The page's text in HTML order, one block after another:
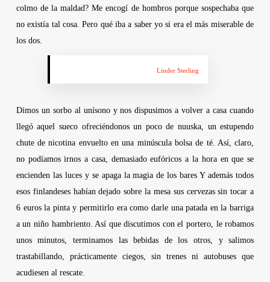
colmo de la maldad? Me encogí de hombros porque sospechaba que
no existía tal cosa. Pero qué iba a saber yo si era el más miserable de
los dos.
Linder Sterling
Dimos un sorbo al unísono y nos dispusimos a volver a casa cuando
llegó aquel sueco ofreciéndonos un poco de nuuska, un estupendo
chute de nicotina envuelto en una minúscula bolsa de té. Así, claro,
no podíamos irnos a casa, demasiado eufóricos a la hora en que se
encienden las luces y se apaga la magia de los bares Y además todos
esos finlandeses habían dejado sobre la mesa sus cervezas sin tocar a
6 euros la pinta y permitirlo era como darle una patada en la barriga
a un niño hambriento. Así que discutimos con el portero, le robamos
unos minutos, terminamos las bebidas de los otros, y salimos
trastabillando, prácticamente ciegos, sin trenes ni autobuses que
acudiesen al rescate.